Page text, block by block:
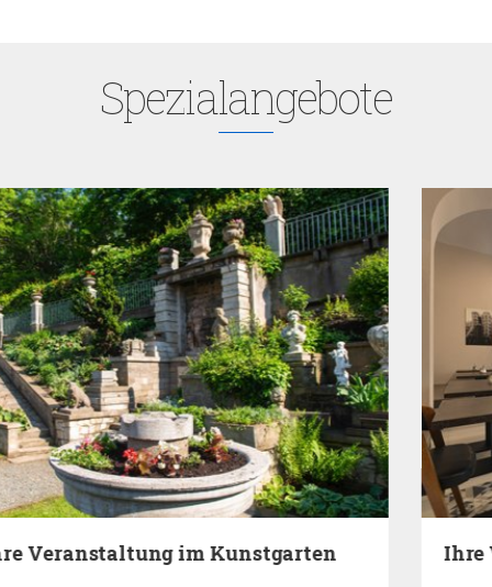
Spezialangebote
Ihre Veranstaltung im Restaurant des EA Hotels…